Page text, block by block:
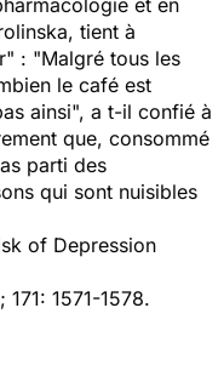
tient à
: "Malgré tous les
le café est
ainsi", a t-il confié à
que, consommé
parti des
qui sont nuisibles
of Depression
1571-1578.